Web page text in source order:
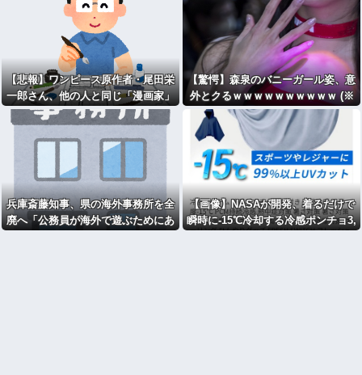
【悲報】ワンピース原作者・尾田栄
一郎さん、他の人と同じ「漫画家」
という肩書きに不満
【驚愕】森泉のバニーガール姿、意
外とクるｗｗｗｗｗｗｗｗｗｗ (※
画像あり)
兵庫斎藤知事、県の海外事務所を全
廃へ「公務員が海外で遊ぶためにあ
【画像】NASAが開発、着るだけで
瞬時に-15℃冷却する冷感ポンチョ3,